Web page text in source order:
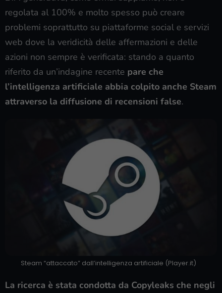
regolata al 100% e molto spesso può creare
problemi soprattutto su piattaforme social e servizi
web dove la veridicità delle affermazioni e delle
azioni non sempre è verificata: stando a quanto
riferito da un’indagine recente pare che
l’intelligenza artificiale abbia colpito anche Steam
attraverso la diffusione di recensioni false.
Steam “attaccato” dall’intelligenza artificiale (Player.it)
La ricerca è stata condotta da Copyleaks che negli